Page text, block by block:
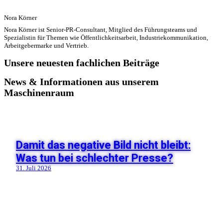
Nora Körner
Nora Körner ist Senior-PR-Consultant, Mitglied des Führungsteams und
Spezialistin für Themen wie Öffentlichkeitsarbeit, Industriekommunikation,
Arbeitgebermarke und Vertrieb.
Unsere neuesten fachlichen Beiträge
News & Informationen aus unserem
Maschinenraum
Damit das negative Bild nicht bleibt:
Was tun bei schlechter Presse?
31. Juli 2026